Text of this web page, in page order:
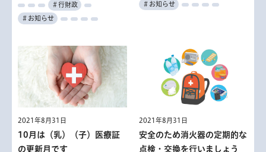
＃行財政
＃お知らせ
＃お知らせ
2021年8月31日
10月は（乳）（子）医療証
の更新月です
2021年8月31日
安全のため消火器の定期的な
点検・交換を行いましょう
2021年8月31日
こころといのちの講演会
「10代の『死にたい』気持
ちに向き合う」
2021年8月31日
災害時都市型サバイバル講座
オンライン開催
＃防災
2021年8月31日
東京都食品安全情報評価委員
会公募委員
＃健康・医療
＃学ぶ
捜査特別報奨金制度 事件解
決に向けた情報提供を
職業能力開発センター等講師